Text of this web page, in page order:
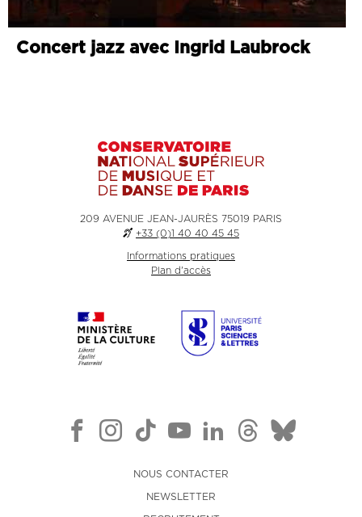
Concert jazz avec Ingrid Laubrock
209 AVENUE JEAN-JAURÈS 75019 PARIS
+33 (0)1 40 40 45 45
Informations pratiques
Plan d'accès
NOUS CONTACTER
NEWSLETTER